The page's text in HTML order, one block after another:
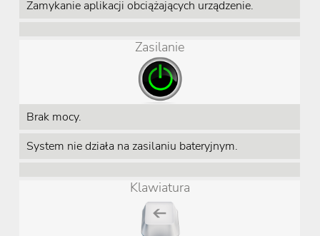
Zamykanie aplikacji obciążających urządzenie.
Zasilanie
Brak mocy.
System nie działa na zasilaniu bateryjnym.
Klawiatura